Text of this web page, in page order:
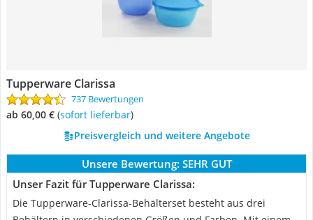
Tupperware Clarissa
737 Bewertungen
ab 60,00 € ( Sofort lieferbar)
Preisvergleich und weitere Angebote
Unsere Bewertung: SEHR GUT
Unser Fazit für Tupperware Clarissa:
Die Tupperware-Clarissa-Behälterset besteht aus drei